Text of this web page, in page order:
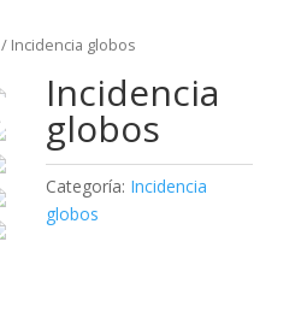
/ Incidencia globos
Incidencia
globos
Categoría: Incidencia
globos